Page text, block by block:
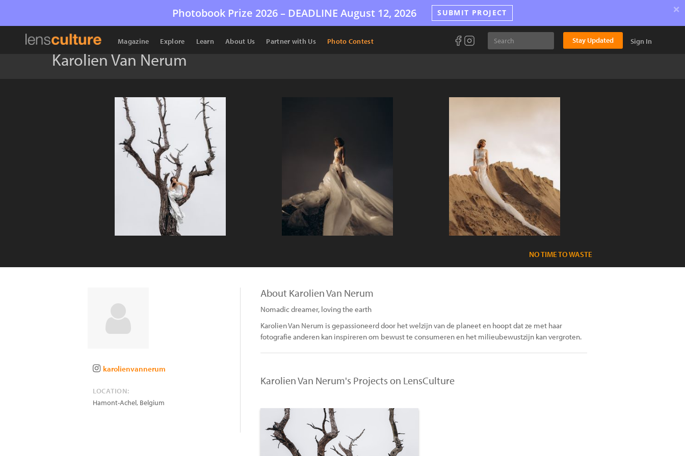
Photobook Prize 2026 – DEADLINE August 12, 2026 SUBMIT PROJECT ×
Magazine Explore Learn About Us Partner with Us Photo Contest Stay Updated Sign In
Karolien Van Nerum
NO TIME TO WASTE
karolienvannerum
LOCATION:
Hamont-Achel, Belgium
About Karolien Van Nerum
Nomadic dreamer, loving the earth
Karolien Van Nerum is gepassioneerd door het welzijn van de planeet en hoopt dat ze met haar
fotografie anderen kan inspireren om bewust te consumeren en het milieubewustzijn kan vergroten.
Karolien Van Nerum's Projects on LensCulture